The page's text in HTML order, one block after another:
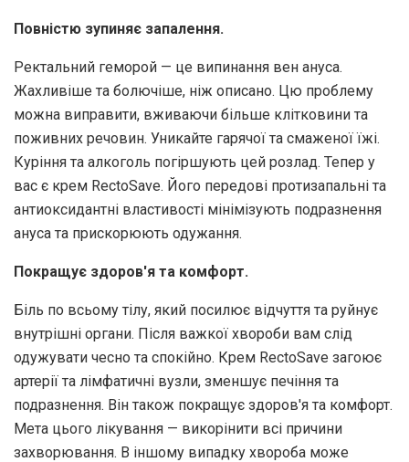
Повністю зупиняє запалення.
Ректальний геморой — це випинання вен ануса.
Жахливіше та болючіше, ніж описано. Цю проблему
можна виправити, вживаючи більше клітковини та
поживних речовин. Уникайте гарячої та смаженої їжі.
Куріння та алкоголь погіршують цей розлад. Тепер у
вас є крем RectoSave. Його передові протизапальні та
антиоксидантні властивості мінімізують подразнення
ануса та прискорюють одужання.
Покращує здоров'я та комфорт.
Біль по всьому тілу, який посилює відчуття та руйнує
внутрішні органи. Після важкої хвороби вам слід
одужувати чесно та спокійно. Крем RectoSave загоює
артерії та лімфатичні вузли, зменшує печіння та
подразнення. Він також покращує здоров'я та комфорт.
Мета цього лікування — викорінити всі причини
захворювання. В іншому випадку хвороба може